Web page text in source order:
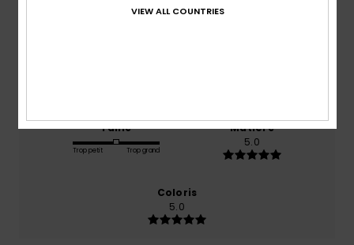
1 avis vérifiésdepuis juillet 2026
Taille
Trop petit Trop grand
Matière
5.0
Coloris
5.0
VIEW ALL COUNTRIES